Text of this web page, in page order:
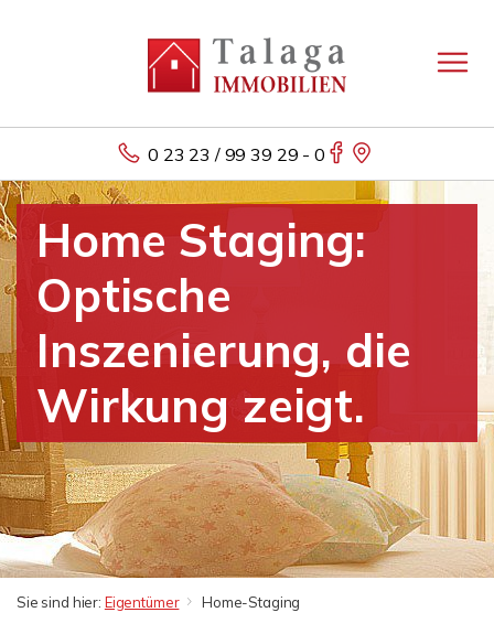
0 23 23 / 99 39 29 - 0
Home Staging:
Optische
Inszenierung, die
Wirkung zeigt.
Sie sind hier: Eigentümer Home-Staging